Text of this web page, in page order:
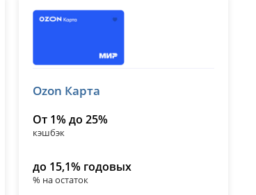
лицензия № 3542
Ozon Карта
От 1% до 25%
кэшбэк
до 15,1% годовых
% на остаток